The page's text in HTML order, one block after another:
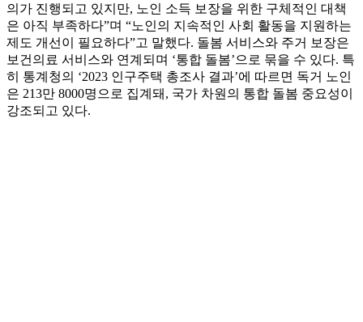
의가 진행되고 있지만, 노인 소득 보장을 위한 구체적인 대책
은 아직 부족하다”며 “노인의 지속적인 사회 활동을 지원하는
제도 개선이 필요하다”고 말했다. 돌봄 서비스와 주거 보장은
보건의료 서비스와 연계되며 ‘통합 돌봄’으로 묶을 수 있다. 특
히 통계청의 ‘2023 인구주택 총조사 결과’에 따르면 독거 노인
은 213만 8000명으로 집계돼, 국가 차원의 통합 돌봄 중요성이
강조되고 있다.